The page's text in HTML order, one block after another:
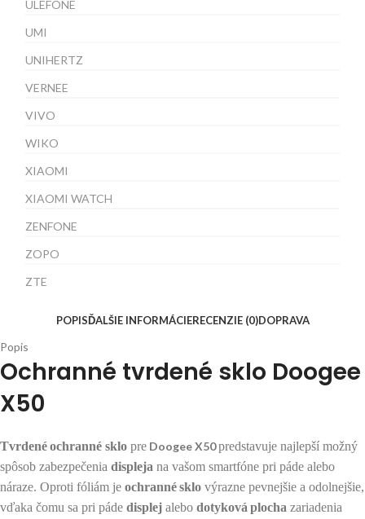
ULEFONE
UMI
UNIHERTZ
VERNEE
VIVO
WIKO
XIAOMI
XIAOMI WATCH
ZENFONE
ZOPO
ZTE
POPISĎALŠIE INFORMÁCIERECENZIE (0)DOPRAVA
Popis
Ochranné tvrdené sklo Doogee
X50
Tvrdenéochranné sklo pre Doogee X50predstavuje najlepší možný
spôsob zabezpečenia displeja na vašom smartfóne pri páde alebo
náraze. Oproti fóliám je ochrannésklo výrazne pevnejšie a odolnejšie,
vďaka čomu sa pri páde displej alebo dotyková plocha zariadenia